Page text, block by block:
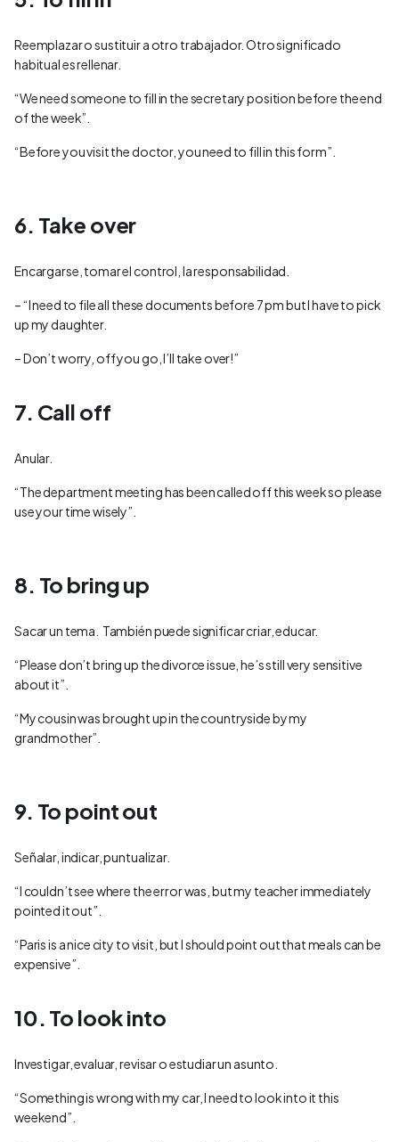
Reemplazar o sustituir a otro trabajador. Otro significado
habitual es rellenar.
“We need someone to fill in the secretary position before the end
of the week”.
“Before you visit the doctor, you need to fill in this form”.
6. Take over
Encargarse, tomar el control, la responsabilidad.
– “I need to file all these documents before 7 pm but I have to pick
up my daughter.
– Don’t worry, off you go, I’ll take over!”
7. Call off
Anular.
“The department meeting has been called off this week so please
use your time wisely”.
8. To bring up
Sacar un tema. También puede significar criar, educar.
“Please don’t bring up the divorce issue, he’s still very sensitive
about it”.
“My cousin was brought up in the countryside by my
grandmother”.
9. To point out
Señalar, indicar, puntualizar.
“I couldn’t see where the error was, but my teacher immediately
pointed it out”.
“Paris is a nice city to visit, but I should point out that meals can be
expensive”.
10. To look into
Investigar, evaluar, revisar o estudiar un asunto.
“Something is wrong with my car, I need to look into it this
weekend”.